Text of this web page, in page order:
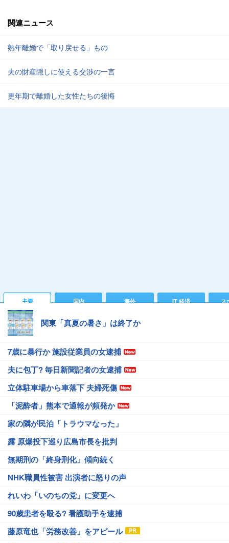
関連ニュース
熟年離婚で「取り戻せる」もの
夫の財産隠しに使える交渉の一言
更年期で離婚した女性たちの後悔
主要 国内 海外 IT 経済 ス
関東「真夏の暑さ」は終了か
7歳に暴行か 施設従業員の女逮捕
夫に包丁? 毎日新聞記者の女逮捕
立体駐車場から車落下 夫婦死傷
「泥酔者」熊本で通報が頻発か
家の隣が民泊「トラウマなった」
露 原爆投下巡り広島市長を批判
無期刑の「終身刑化」傾向続く
NHK職員性被害 出演者に怒りの声
れいわ「いのちの党」に変更へ
90歳患者を殴る? 看護助手を逮捕
藤原竜也「労務改善」をアピール